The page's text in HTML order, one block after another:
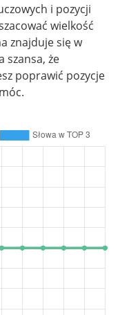
i pozycji
wielkość
znajduje się w
szansa, że
poprawić pozycje